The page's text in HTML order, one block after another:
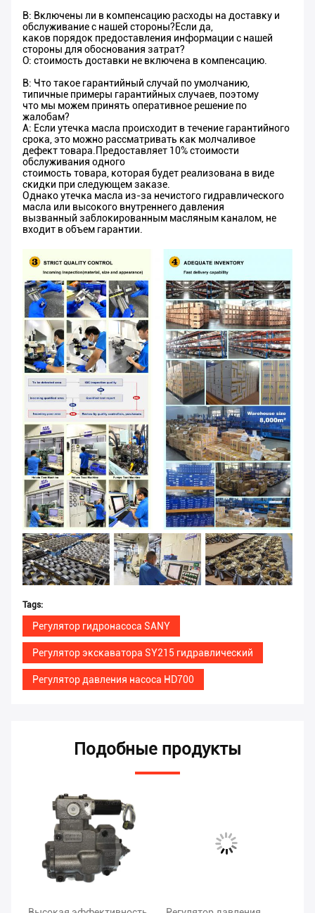
В: Включены ли в компенсацию расходы на доставку и
обслуживание с нашей стороны?Если да,
каков порядок предоставления информации с нашей
стороны для обоснования затрат?
О: стоимость доставки не включена в компенсацию.
В: Что такое гарантийный случай по умолчанию,
типичные примеры гарантийных случаев, поэтому
что мы можем принять оперативное решение по
жалобам?
A: Если утечка масла происходит в течение гарантийного
срока, это можно рассматривать как молчаливое
дефект товара.Предоставляет 10% стоимости
обслуживания одного
стоимость товара, которая будет реализована в виде
скидки при следующем заказе.
Однако утечка масла из-за нечистого гидравлического
масла или высокого внутреннего давления
вызванный заблокированным масляным каналом, не
входит в объем гарантии.
Tags:
Регулятор гидронасоса SANY
Регулятор экскаватора SY215 гидравлический
Регулятор давления насоса HD700
Подобные продукты